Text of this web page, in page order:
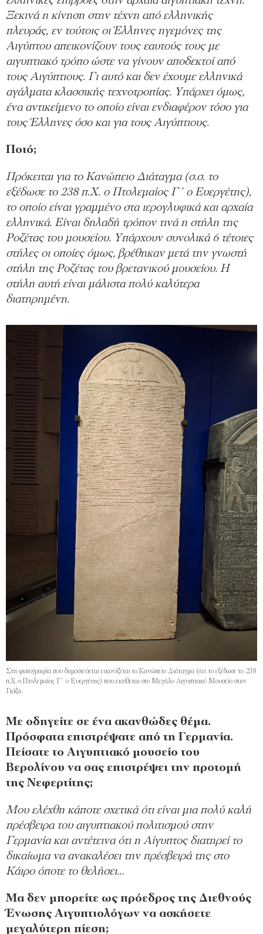
Ξεκινά η κίνηση στην τέχνη από ελληνικής
πλευράς, εν τούτοις οι Έλληνες ηγεμόνες της
Αιγύπτου απεικονίζουν τους εαυτούς τους με
αιγυπτιακό τρόπο ώστε να γίνουν αποδεκτοί από
τους Αιγύπτιους. Γι αυτό και δεν έχουμε ελληνικά
αγάλματα κλασσικής τεχνοτροπίας. Υπάρχει όμως,
ένα αντικείμενο το οποίο είναι ενδιαφέρον τόσο για
τους Έλληνες όσο και για τους Αιγύπτιους.
Ποιό;
Πρόκειται για το Κανώπειο Διάταγμα (σ.σ. το
εξέδωσε το 238 π.Χ. ο Πτολεμαίος Γ΄ ο Ευεργέτης),
το οποίο είναι γραμμένο στα ιερογλυφικά και αρχαία
ελληνικά. Είναι δηλαδή τρόπον τινά η στήλη της
Ροζέτας του μουσείου. Υπάρχουν συνολικά 6 τέτοιες
στήλες οι οποίες όμως, βρέθηκαν μετά την γνωστή
στήλη της Ροζέτας του βρετανικού μουσείου. Η
στήλη αυτή είναι μάλιστα πολύ καλύτερα
διατηρημένη.
Στη φωτογραφία που δημοσιεύεται εικονίζεται το Κανώπειο Διάταγμα (σ.σ. το εξέδωσε το 238
π.Χ. ο Πτολεμαίος Γ΄ ο Ευεργέτης) που εκτίθεται στο Μεγάλο Aιγυπτιακό Μουσείο στην
Γκίζα.
Με οδηγείτε σε ένα ακανθώδες θέμα.
Πρόσφατα επιστρέψατε από τη Γερμανία.
Πείσατε το Αιγυπτιακό μουσείο του
Βερολίνου να σας επιστρέψει την προτομή
της Νεφερτίτης;
Μου ελέχθη κάποτε σχετικά ότι είναι μια πολύ καλή
πρέσβειρα του αιγυπτιακού πολιτισμού στην
Γερμανία και αντέτεινα ότι η Αίγυπτος διατηρεί το
δικαίωμα να ανακαλέσει την πρέσβειρά της στο
Κάιρο όποτε το θελήσει…
Μα δεν μπορείτε ως πρόεδρος της Διεθνούς
Ένωσης Αιγυπτιολόγων να ασκήσετε
μεγαλύτερη πίεση;